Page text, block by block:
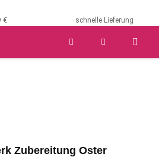
€ schnelle Lieferung
Zubereitung Oster